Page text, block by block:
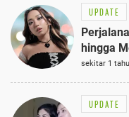
UPDATE
hingga
sekitar 1
UPDATE